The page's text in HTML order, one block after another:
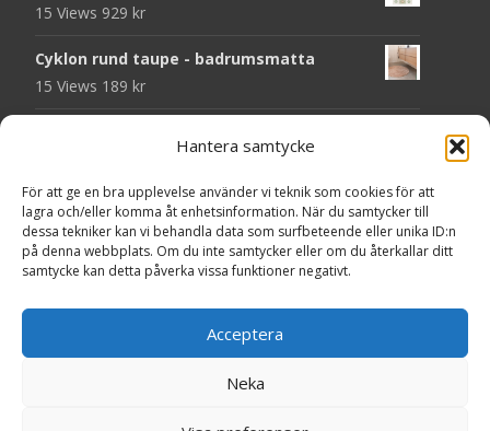
Hantera samtycke
För att ge en bra upplevelse använder vi teknik som cookies för att
lagra och/eller komma åt enhetsinformation. När du samtycker till
dessa tekniker kan vi behandla data som surfbeteende eller unika ID:n
på denna webbplats. Om du inte samtycker eller om du återkallar ditt
samtycke kan detta påverka vissa funktioner negativt.
Acceptera
Neka
15 Views 929 kr
Cyklon rund taupe - badrumsmatta
15 Views 189 kr
Seventy grå - plastmatta
14 Views375kr
Välkommen - dörrmatta i kokos
14 Views199kr
Seventy beige - plastmatta